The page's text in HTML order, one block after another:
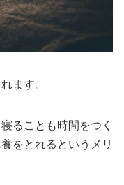
ます。
ることも時間をつく
をとれるというメリ